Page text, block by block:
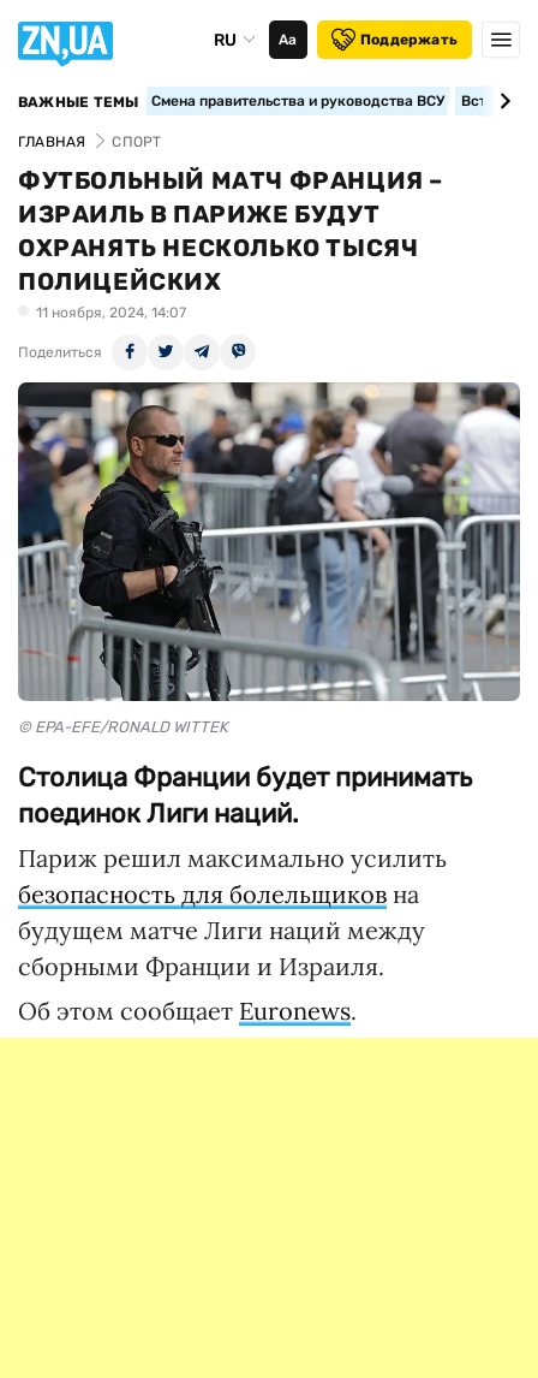
RU Аа Поддержать
ВАЖНЫЕ ТЕМЫ Смена правительства и руководства ВСУ
ГЛАВНАЯ СПОРТ
ФУТБОЛЬНЫЙ МАТЧ ФРАНЦИЯ –
ИЗРАИЛЬ В ПАРИЖЕ БУДУТ
ОХРАНЯТЬ НЕСКОЛЬКО ТЫСЯЧ
ПОЛИЦЕЙСКИХ
11 ноября, 2024, 14:07
Поделиться
© EPA-EFE/RONALD WITTEK
Столица Франции будет принимать
поединок Лиги наций.
Париж решил максимально усилить
безопасность для болельщиков на
будущем матче Лиги наций между
сборными Франции и Израиля.
Об этом сообщает Euronews.